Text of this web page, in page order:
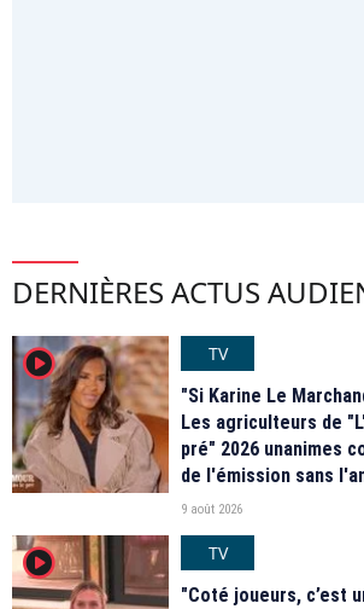
DERNIÈRES ACTUS
player2
TV
"Si Karine Le
Les agriculteurs de
pré" 2026 unanimes
de l'émission sans
9 août 2026
player2
TV
"Coté joueurs, c’est